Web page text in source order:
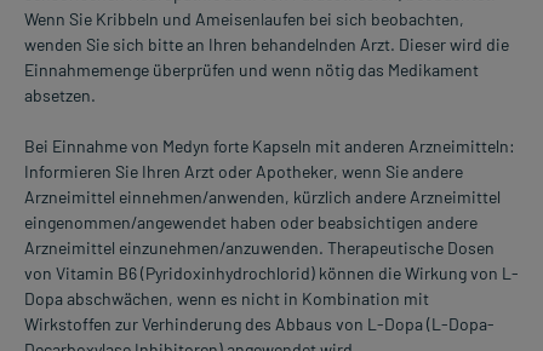
Wenn Sie Kribbeln und Ameisenlaufen bei sich beobachten,
wenden Sie sich bitte an Ihren behandelnden Arzt. Dieser wird die
Einnahmemenge überprüfen und wenn nötig das Medikament
absetzen.
Bei Einnahme von Medyn forte Kapseln mit anderen Arzneimitteln:
Informieren Sie Ihren Arzt oder Apotheker, wenn Sie andere
Arzneimittel einnehmen/anwenden, kürzlich andere Arzneimittel
eingenommen/angewendet haben oder beabsichtigen andere
Arzneimittel einzunehmen/anzuwenden. Therapeutische Dosen
von Vitamin B6 (Pyridoxinhydrochlorid) können die Wirkung von L-
Dopa abschwächen, wenn es nicht in Kombination mit
Wirkstoffen zur Verhinderung des Abbaus von L-Dopa (L-Dopa-